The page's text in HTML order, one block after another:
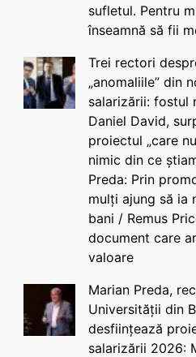
sufletul. Pentru
înseamnă să fii
Trei rectori
„anomaliile” din
salarizării: fostul
Daniel David,
proiectul „care
nimic din ce
Preda: Prin
mulți ajung să ia
bani / Remus
document care
valoare
Marian Preda,
Universității din
desființează
salarizării 2026: